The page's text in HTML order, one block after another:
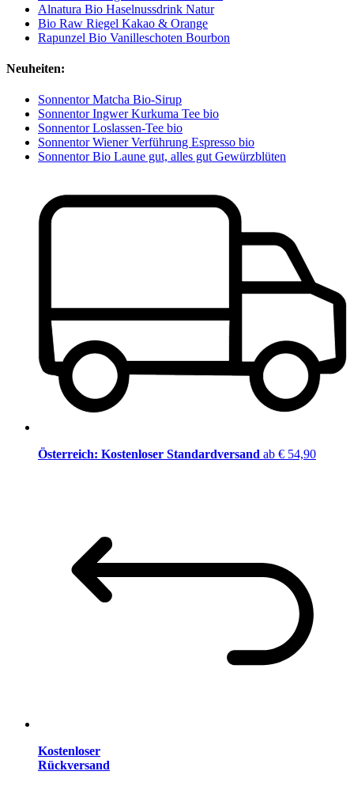
Alnatura Bio Haselnussdrink Natur
Bio Raw Riegel Kakao & Orange
Rapunzel Bio Vanilleschoten Bourbon
Neuheiten:
Sonnentor Matcha Bio-Sirup
Sonnentor Ingwer Kurkuma Tee bio
Sonnentor Loslassen-Tee bio
Sonnentor Wiener Verführung Espresso bio
Sonnentor Bio Laune gut, alles gut Gewürzblüten
Österreich: Kostenloser Standardversand ab € 54,90
Kostenloser
Rückversand